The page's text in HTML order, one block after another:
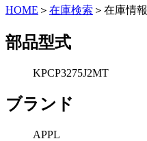
HOME ＞ 在庫検索 ＞在庫情報
部品型式
KPCP3275J2MT
ブランド
APPL